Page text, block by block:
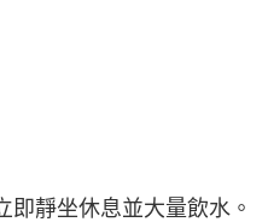
靜坐休息並大量飲水。